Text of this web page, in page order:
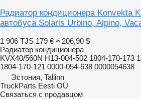
Радиатор кондиционера Konvekta
автобуса Solaris Urbino, Alpino,
1 906 TJS 179 € ≈ 206,90 $
Радиатор кондиционера
KVX40/560N H13-004-502 1804-170-173
1804-170-121 0000-054-638 0000054638
Эстония, Tallinn
TruckParts Eesti OÜ
Связаться с продавцом